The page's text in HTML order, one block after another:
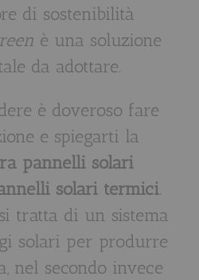
di sostenibilità
è una soluzione
da adottare.
è doveroso fare
e spiegarti la
pannelli solari
solari termici.
tratta di un sistema
solari per produrre
nel secondo invece